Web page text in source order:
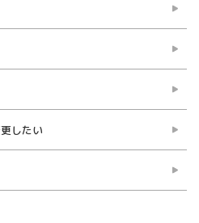
したい